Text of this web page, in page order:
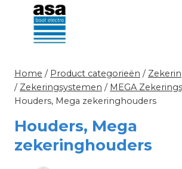
Doorgaan
inhoud
Home / Product categorieën /
/ Zekeringsystemen / MEGA
Houders, Mega zekeringhouders
Houders, Mega
zekeringhouders